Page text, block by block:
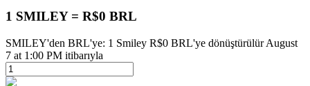
USDT Vadeli İşlemleri
1 SMILEY = R$0 BRL
SMILEY'den BRL'ye: 1 Smiley R$0 BRL'ye dönüştürülür August
7 at 1:00 PM itibarıyla